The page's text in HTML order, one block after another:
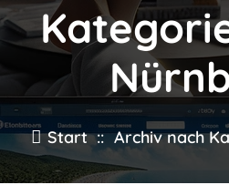
Start :: Archiv nach